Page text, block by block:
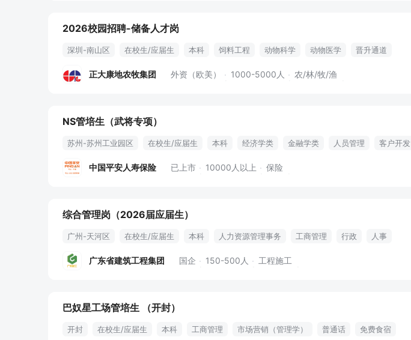
2026校园招聘-储备人才岗
深圳-南山区 在校生/应届生 本科 饲料工程 动物科学 动物医学
晋升通道
正大康地农牧集团 外资（欧美） 1000-5000人 农/林/牧/渔
NS管培生（武将专项）
苏州-苏州工业园区 在校生/应届生 本科 经济学类 金融学类 人员管理
客户开发
品质管理
产品推动
中国平安人寿保险 已上市 10000人以上 保险
综合管理岗（2026届应届生）
广州-天河区 在校生/应届生 本科 人力资源管理事务 工商管理 行政
人事
行政管理
广东省建筑工程集团 国企 150-500人 工程施工
巴奴星工场管培生 （开封）
开封 在校生/应届生 本科 工商管理 市场营销（管理学） 普通话
免费食宿